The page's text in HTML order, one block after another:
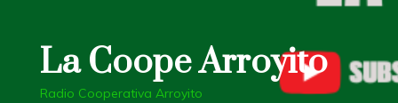
La Coope Arroyito
Radio Cooperativa Arroyito